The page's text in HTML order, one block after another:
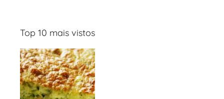
Top 10 mais vistos